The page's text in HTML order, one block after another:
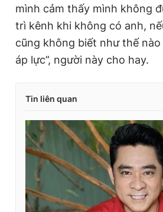
mình cảm thấy mình không
trì kênh khi không có anh,
cũng không biết như thế
áp lực”, người này cho hay.
Tin liên quan